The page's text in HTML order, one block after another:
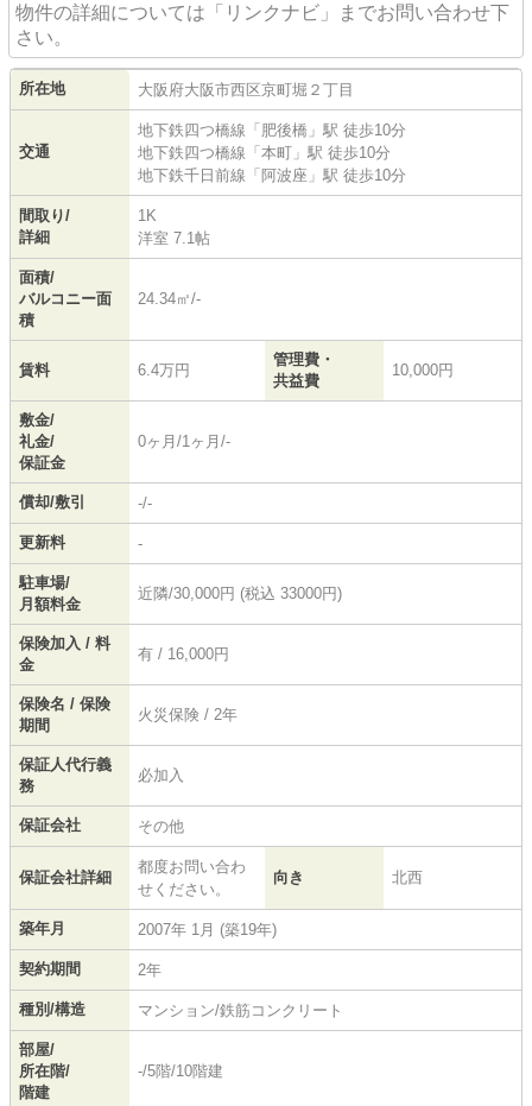
物件の詳細については「リンクナビ」までお問い合わせ下
さい。
所在地 大阪府大阪市西区京町堀 ２丁目
交通
地下鉄四つ橋線 「 肥後橋 」駅 徒歩10分
地下鉄四つ橋線 「 本町 」駅 徒歩10分
地下鉄千日前線 「 阿波座 」駅 徒歩10分
間取り/
詳細
1K
洋室 7.1帖
面積/
バルコニー面
積
24.34㎡/-
賃料 6.4万円
管理費・
共益費
10,000円
敷金/
礼金/
保証金
0ヶ月/1ヶ月/-
償却/敷引 -/-
更新料 -
駐車場/
月額料金
近隣/30,000円 (税込 33000円)
保険加入 / 料
金
有 / 16,000円
保険名 / 保険
期間
火災保険 / 2年
保証人代行義
務
必加入
保証会社 その他
保証会社詳細
都度お問い合わ
せください。
向き 北西
築年月 2007年 1月 (築19年)
契約期間 2年
種別/構造 マンション/鉄筋コンクリート
部屋/
所在階/
階建
-/5階/10階建